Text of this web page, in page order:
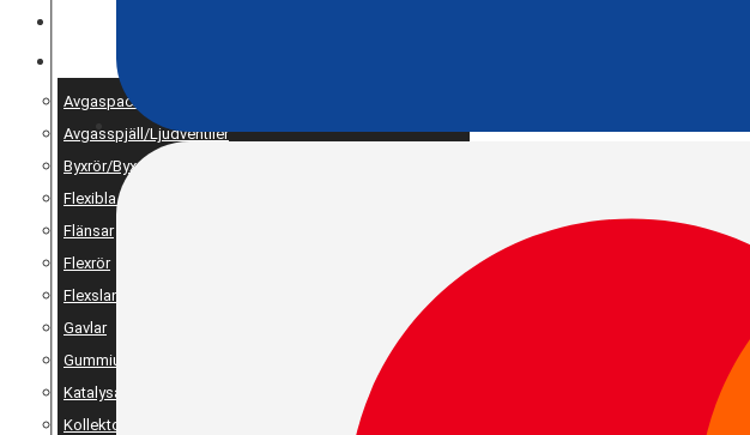
RESERV OCH UNIVERSALDELAR
Avgaspackningar
Avgasspjäll/Ljudventiler
Byxrör/Byxdelning/X-pipe
Flexibla bälgar
Flänsar
Flexrör
Flexslang
Gavlar
Gummiupphängning
Katalysator
Kollektor